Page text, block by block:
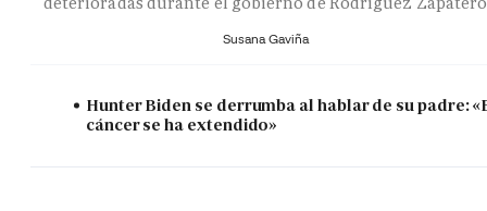
Susana Gaviña
Hunter Biden se derrumba al hablar de su padre:
cáncer se ha extendido»